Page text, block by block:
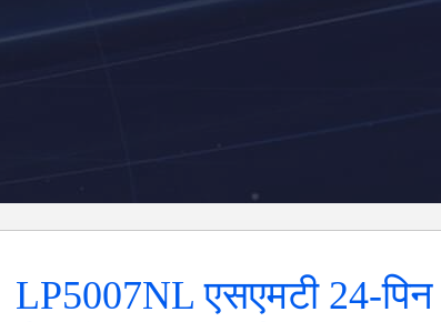
LP5007NL एसएमटी 24-पिन